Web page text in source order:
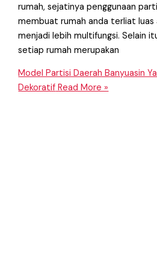
rumah, sejatinya penggunaan
membuat rumah anda terliat luas
menjadi lebih multifungsi. Selain
setiap rumah merupakan
Model Partisi Daerah Banyuasin
Dekoratif Read More »